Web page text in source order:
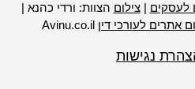
|צילוםהצוות: ורדי כהנא |
לעורכי דיןAvinu.co.il
נגישות